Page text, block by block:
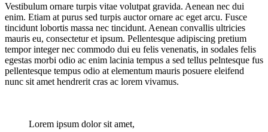
Vestibulum ornare turpis vitae volutpat gravida. Aenean nec dui
enim. Etiam at purus sed turpis auctor ornare ac eget arcu. Fusce
tincidunt lobortis massa nec tincidunt. Aenean convallis ultricies
mauris eu, consectetur et ipsum. Pellentesque adipiscing pretium
tempor integer nec commodo dui eu felis venenatis, in sodales felis
egestas morbi odio ac enim lacinia tempus a sed tellus pelntesque fus
pellentesque tempus odio at elementum mauris posuere eleifend
nunc sit amet hendrerit cras ac lorem vivamus.
Lorem ipsum dolor sit amet,